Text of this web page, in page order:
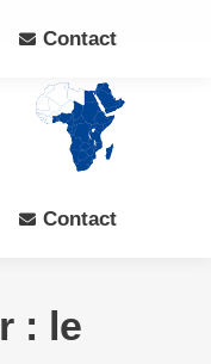
Facebook
opens
in
new
X
opens
in
new
Contact
: le
Contact